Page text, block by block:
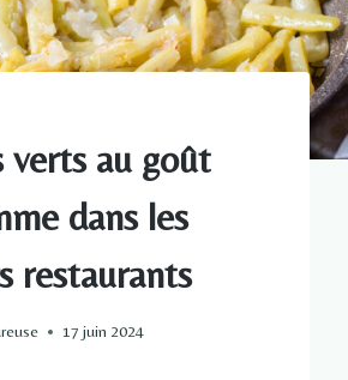
verts au goût
dans les
restaurants
17 juin 2024